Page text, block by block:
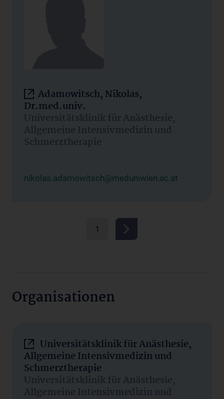
Adamowitsch, Nikolas,
Dr.med.univ.
Universitätsklinik für Anästhesie,
Allgemeine Intensivmedizin und
Schmerztherapie
nikolas.adamowitsch@meduniwien.ac.at
1
Organisationen
Universitätsklinik für Anästhesie,
Allgemeine Intensivmedizin und
Schmerztherapie
Universitätsklinik für Anästhesie,
Allgemeine Intensivmedizin und